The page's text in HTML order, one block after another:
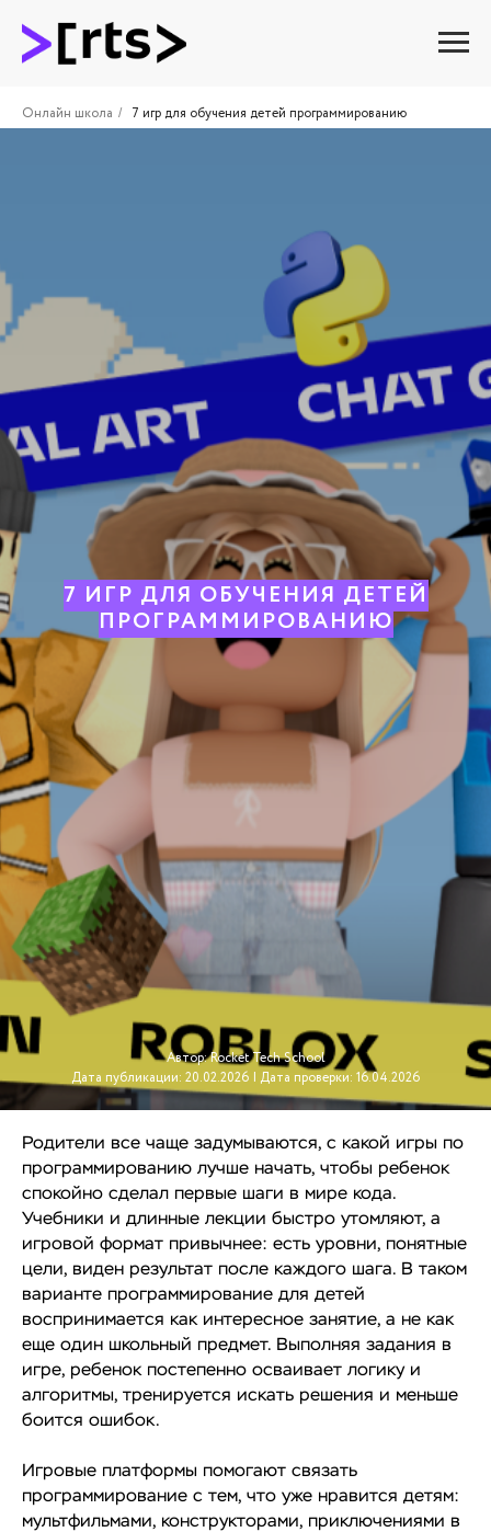
Онлайн школа / 7 игр для обучения детей программированию
7 ИГР ДЛЯ ОБУЧЕНИЯ ДЕТЕЙ
ПРОГРАММИРОВАНИЮ
Автор: Rocket Tech School
Дата публикации: 20.02.2026 | Дата проверки: 16.04.2026
Родители все чаще задумываются, с какой игры по
программированию лучше начать, чтобы ребенок
спокойно сделал первые шаги в мире кода.
Учебники и длинные лекции быстро утомляют, а
игровой формат привычнее: есть уровни, понятные
цели, виден результат после каждого шага. В таком
варианте программирование для детей
воспринимается как интересное занятие, а не как
еще один школьный предмет. Выполняя задания в
игре, ребенок постепенно осваивает логику и
алгоритмы, тренируется искать решения и меньше
боится ошибок.
Игровые платформы помогают связать
программирование с тем, что уже нравится детям:
мультфильмами, конструкторами, приключениями в